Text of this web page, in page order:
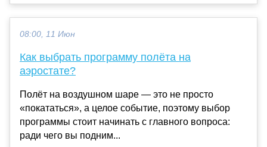
08:00, 11 Июн
Как выбрать программу полёта на
аэростате?
Полёт на воздушном шаре — это не просто
«покататься», а целое событие, поэтому выбор
программы стоит начинать с главного вопроса:
ради чего вы подним...